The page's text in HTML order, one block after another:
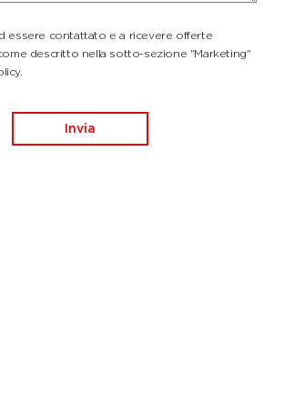
essere contattato e a ricevere offerte
descritto nella sotto-sezione "Marketing"
Invia